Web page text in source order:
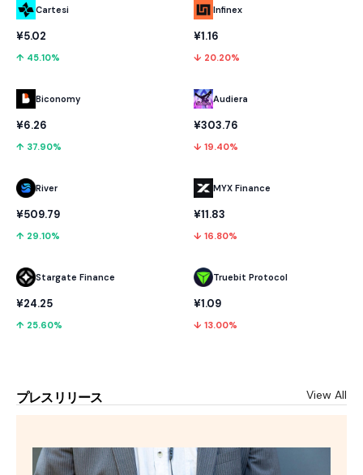
Cartesi
¥5.02
↑ 45.10%
Biconomy
¥6.26
↑ 37.90%
River
¥509.79
↑ 29.10%
Stargate Finance
¥24.25
↑ 25.60%
Infinex
¥1.16
↓ 20.20%
Audiera
¥303.76
↓ 19.40%
MYX Finance
¥11.83
↓ 16.80%
Truebit Protocol
¥1.09
↓ 13.00%
プレスリリース View All